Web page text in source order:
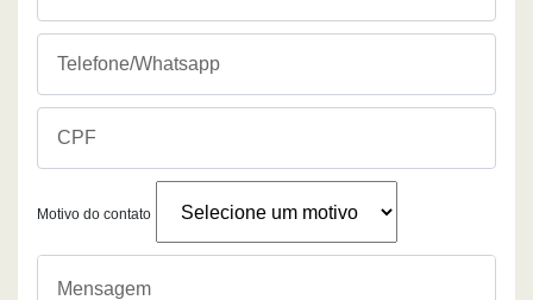
Motivo do contato